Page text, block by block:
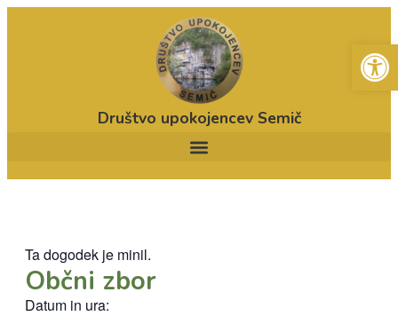
Društvo upokojencev Semič
Ta dogodek je minil.
Občni zbor
Datum in ura: